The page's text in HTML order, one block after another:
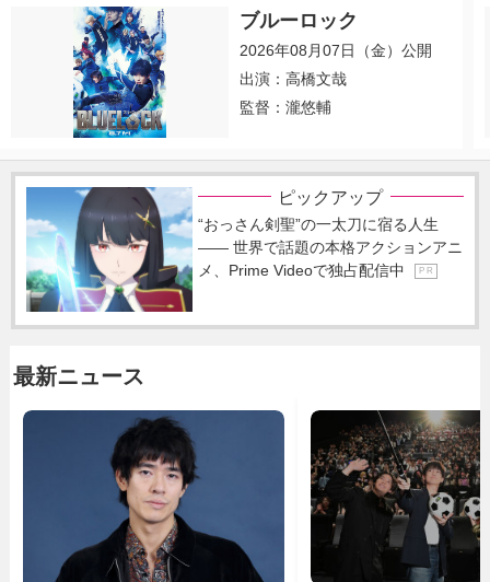
ブルーロック
2026年08月07日（金）公開
出演：高橋文哉
監督：瀧悠輔
ピックアップ
“おっさん剣聖”の一太刀に宿る人生
―― 世界で話題の本格アクションアニ
メ、Prime Videoで独占配信中
P R
最新ニュース